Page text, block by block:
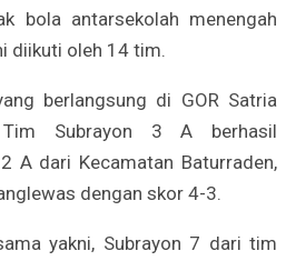
bola antarsekolah menengah
diikuti oleh 14 tim.
berlangsung di GOR Satria
Tim Subrayon 3 A berhasil
A dari Kecamatan Baturraden,
dengan skor 4-3.
yakni, Subrayon 7 dari tim